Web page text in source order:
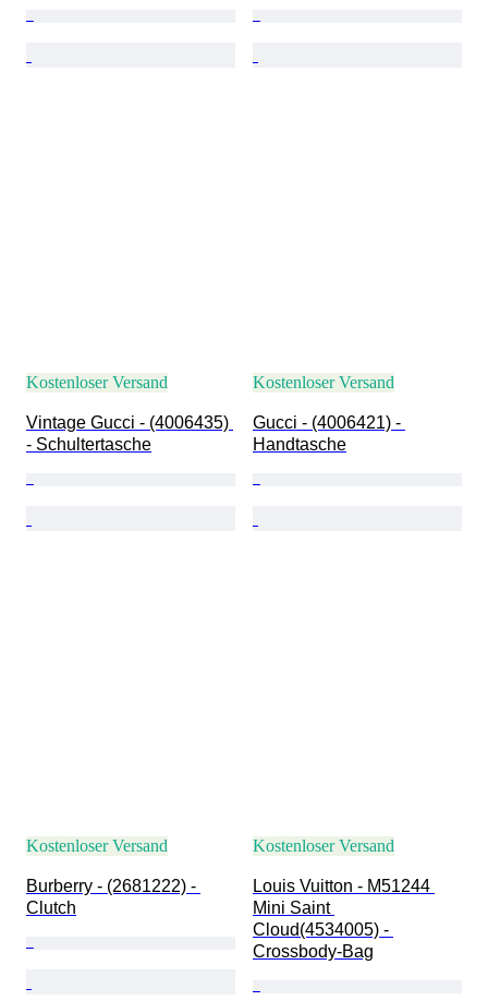
Kostenloser Versand
Vintage Gucci - (4006435)
- Schultertasche
Kostenloser Versand
Gucci - (4006421) -
Handtasche
Kostenloser Versand
Burberry - (2681222) -
Clutch
Kostenloser Versand
Louis Vuitton - M51244
Mini Saint
Cloud(4534005) -
Crossbody-Bag